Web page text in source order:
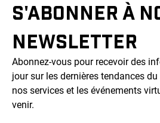
S'ABONNER À
NEWSLETTER
Abonnez-vous pour recevoir des
jour sur les dernières tendances
nos services et les événements
venir.